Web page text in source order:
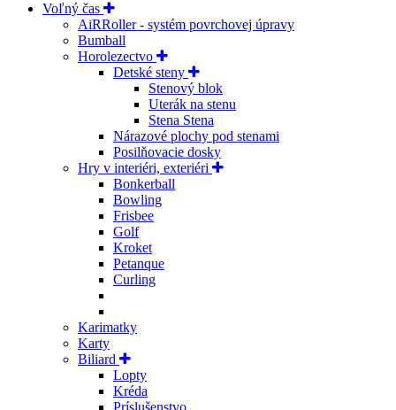
Voľný čas
AiRRoller - systém povrchovej úpravy
Bumball
Horolezectvo
Detské steny
Stenový blok
Uterák na stenu
Stena Stena
Nárazové plochy pod stenami
Posilňovacie dosky
Hry v interiéri, exteriéri
Bonkerball
Bowling
Frisbee
Golf
Kroket
Petanque
Curling
Karimatky
Karty
Biliard
Lopty
Kréda